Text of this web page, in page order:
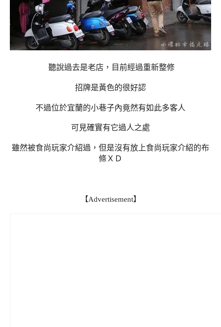
聽說過去是老店，目前經過重新整修
招牌是黃色的很好認
不過位於宜蘭的小巷子內竟然有如此多客人
可見確實有它過人之處
雖然被食尚玩家介紹過，但是沒有放上食尚玩家介紹的布
條ＸＤ
【Advertisement】